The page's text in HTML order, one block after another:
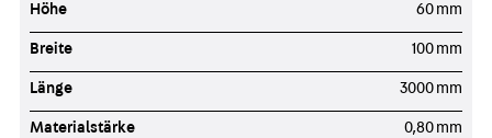
Höhe 60 mm
Breite 100 mm
Länge 3000 mm
Materialstärke 0,80 mm